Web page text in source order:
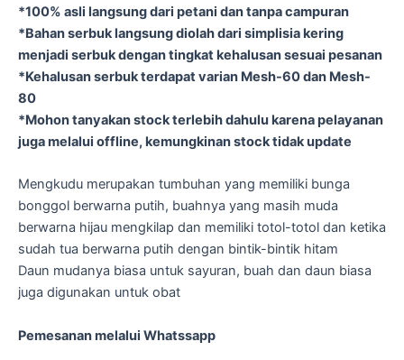
*100% asli langsung dari petani dan tanpa campuran
*Bahan serbuk langsung diolah dari simplisia kering
menjadi serbuk dengan tingkat kehalusan sesuai pesanan
*Kehalusan serbuk terdapat varian Mesh-60 dan Mesh-
80
*Mohon tanyakan stock terlebih dahulu karena pelayanan
juga melalui offline, kemungkinan stock tidak update
Mengkudu merupakan tumbuhan yang memiliki bunga
bonggol berwarna putih, buahnya yang masih muda
berwarna hijau mengkilap dan memiliki totol-totol dan ketika
sudah tua berwarna putih dengan bintik-bintik hitam
Daun mudanya biasa untuk sayuran, buah dan daun biasa
juga digunakan untuk obat
Pemesanan melalui Whatssapp